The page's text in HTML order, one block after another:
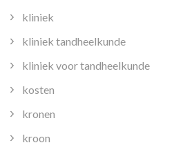
kliniek
kliniek tandheelkunde
kliniek voor tandheelkunde
kosten
kronen
kroon